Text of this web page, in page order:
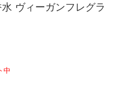
ヴィーガンフレグラ
中